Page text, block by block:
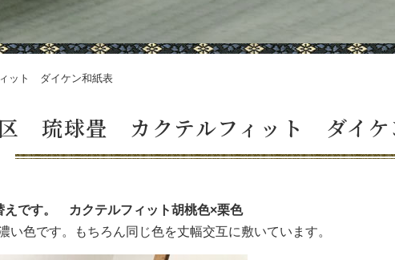
ット ダイケン和紙表
琉球畳 カクテルフィット ダイケ
えです。 カクテルフィット胡桃色×栗色
色です。もちろん同じ色を丈幅交互に敷いています。